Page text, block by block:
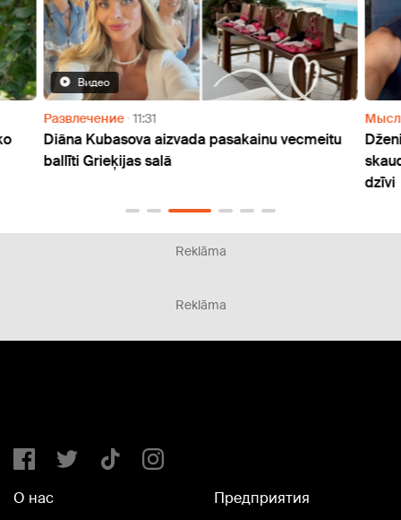
Видео
Развлечение 11:31
Diāna Kubasova aizvada pasakainu vecmeitu
ballīti Grieķijas salā
dzīvi
Reklāma
Reklāma
О нас
Предприятия